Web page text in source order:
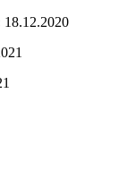
18.12.2020